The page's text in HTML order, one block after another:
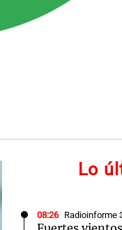
Lo
08:26 Radioinforme